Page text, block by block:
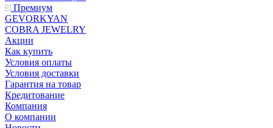
Премиум
GEVORKYAN
COBRA JEWELRY
Акции
Как купить
Условия оплаты
Условия доставки
Гарантия на товар
Кредитование
Компания
О компании